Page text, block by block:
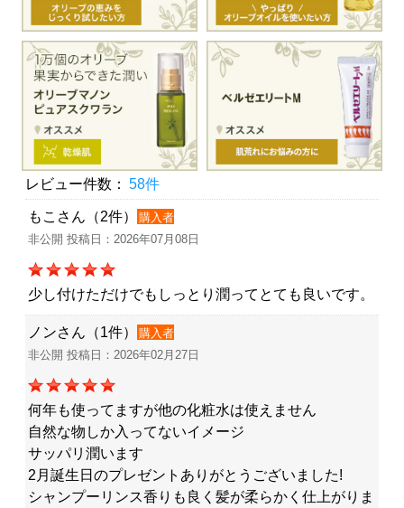
レビュー件数： 58件
もこさん（2件）
購入者
非公開 投稿日：2026年07月08日
少し付けただけでもしっとり潤ってとても良いです。
ノンさん（1件）
購入者
非公開 投稿日：2026年02月27日
何年も使ってますが他の化粧水は使えません
自然な物しか入ってないイメージ
サッパリ潤います
2月誕生日のプレゼントありがとうございました!
シャンプーリンス香りも良く髪が柔らかく仕上がりま